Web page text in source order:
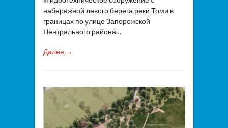
набережной левого берега реки Томи в
границах по улице Запорожской
Центрального района…
Далее →